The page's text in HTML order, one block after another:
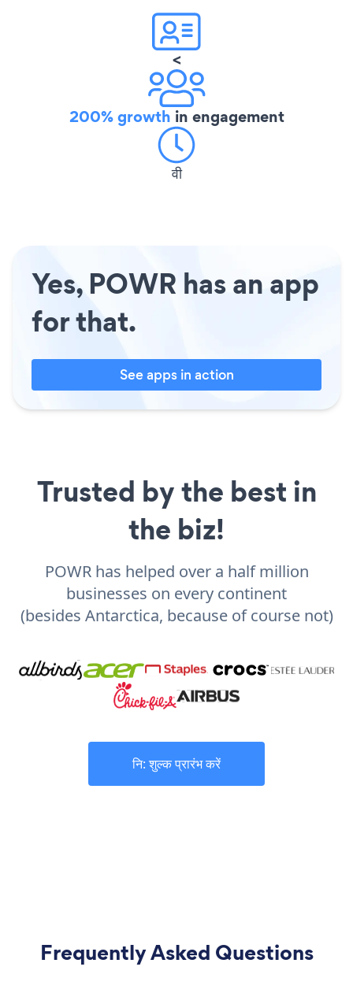
<
200% growth in engagement
वी
Yes, POWR has an app
for that.
See apps in action
Trusted by the best in
the biz!
POWR has helped over a half million
businesses on every continent
(besides Antarctica, because of course not)
नि: शुल्क प्रारंभ करें
Frequently Asked Questions